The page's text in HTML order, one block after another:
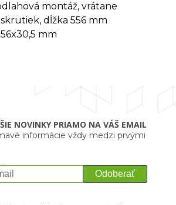
montáž, vrátane
dĺžka 556 mm
mm
NOVINKY PRIAMO NA VÁŠ EMAIL
informácie vždy medzi prvými
Odoberať